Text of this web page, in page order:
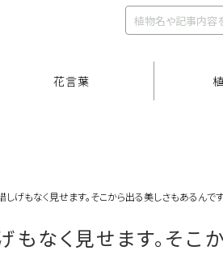
花言葉
しげもなく見せます。そこから出る美しさもあるんです
もなく見せます。そこ